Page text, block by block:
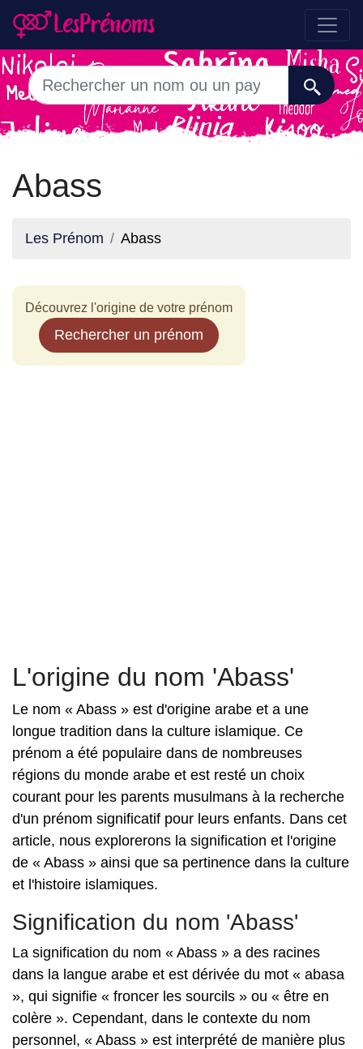
Abass
Les Prénom Abass
Découvrez l'origine de votre prénom
Rechercher un prénom
L'origine du nom 'Abass'
Le nom « Abass » est d'origine arabe et a une
longue tradition dans la culture islamique. Ce
prénom a été populaire dans de nombreuses
régions du monde arabe et est resté un choix
courant pour les parents musulmans à la recherche
d'un prénom significatif pour leurs enfants. Dans cet
article, nous explorerons la signification et l'origine
de « Abass » ainsi que sa pertinence dans la culture
et l'histoire islamiques.
Signification du nom 'Abass'
La signification du nom « Abass » a des racines
dans la langue arabe et est dérivée du mot « abasa
», qui signifie « froncer les sourcils » ou « être en
colère ». Cependant, dans le contexte du nom
personnel, « Abass » est interprété de manière plus